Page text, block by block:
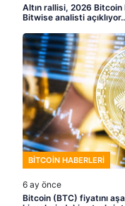
Altın rallisi, 2026
Bitwise analisti
BITCOIN HABERLERI
6 ay önce
Bitcoin (BTC) fiyatını